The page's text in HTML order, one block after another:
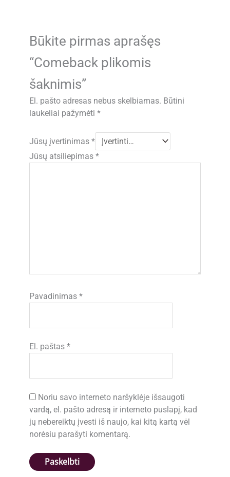
Būkite pirmas aprašęs
“Comeback plikomis
šaknimis”
El. pašto adresas nebus skelbiamas. Būtini
laukeliai pažymėti*
Jūsų įvertinimas*
Jūsų atsiliepimas*
Pavadinimas*
El. paštas*
Noriu savo interneto naršyklėje išsaugoti
vardą, el. pašto adresą ir interneto puslapį, kad
jų nebereiktų įvesti iš naujo, kai kitą kartą vėl
norėsiu parašyti komentarą.